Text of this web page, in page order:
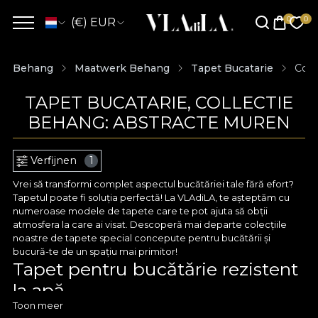
(€) EUR
Behang Maatwerk Behang Tapet Bucatarie
TAPET BUCATARIE, COLLECTIE
BEHANG: ABSTRACTE MUREN
Verfijnen 1
Vrei să transformi complet aspectul bucătăriei tale fără efort?
Tapetul poate fi soluția perfectă! La VLAdiLA, te așteptăm cu
numeroase modele de tapete care te pot ajuta să obții
atmosfera la care ai visat. Descoperă mai departe colecțiile
noastre de tapete special concepute pentru bucătării și
bucură-te de un spațiu mai primitor!
Tapet pentru bucătărie rezistent
la apă
Toon meer